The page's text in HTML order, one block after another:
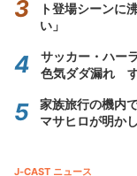
ト登場シーンに
い」
サッカー・ハー
色気ダダ漏れ
家族旅行の機内
マサヒロが明か
J-CAST ニュース